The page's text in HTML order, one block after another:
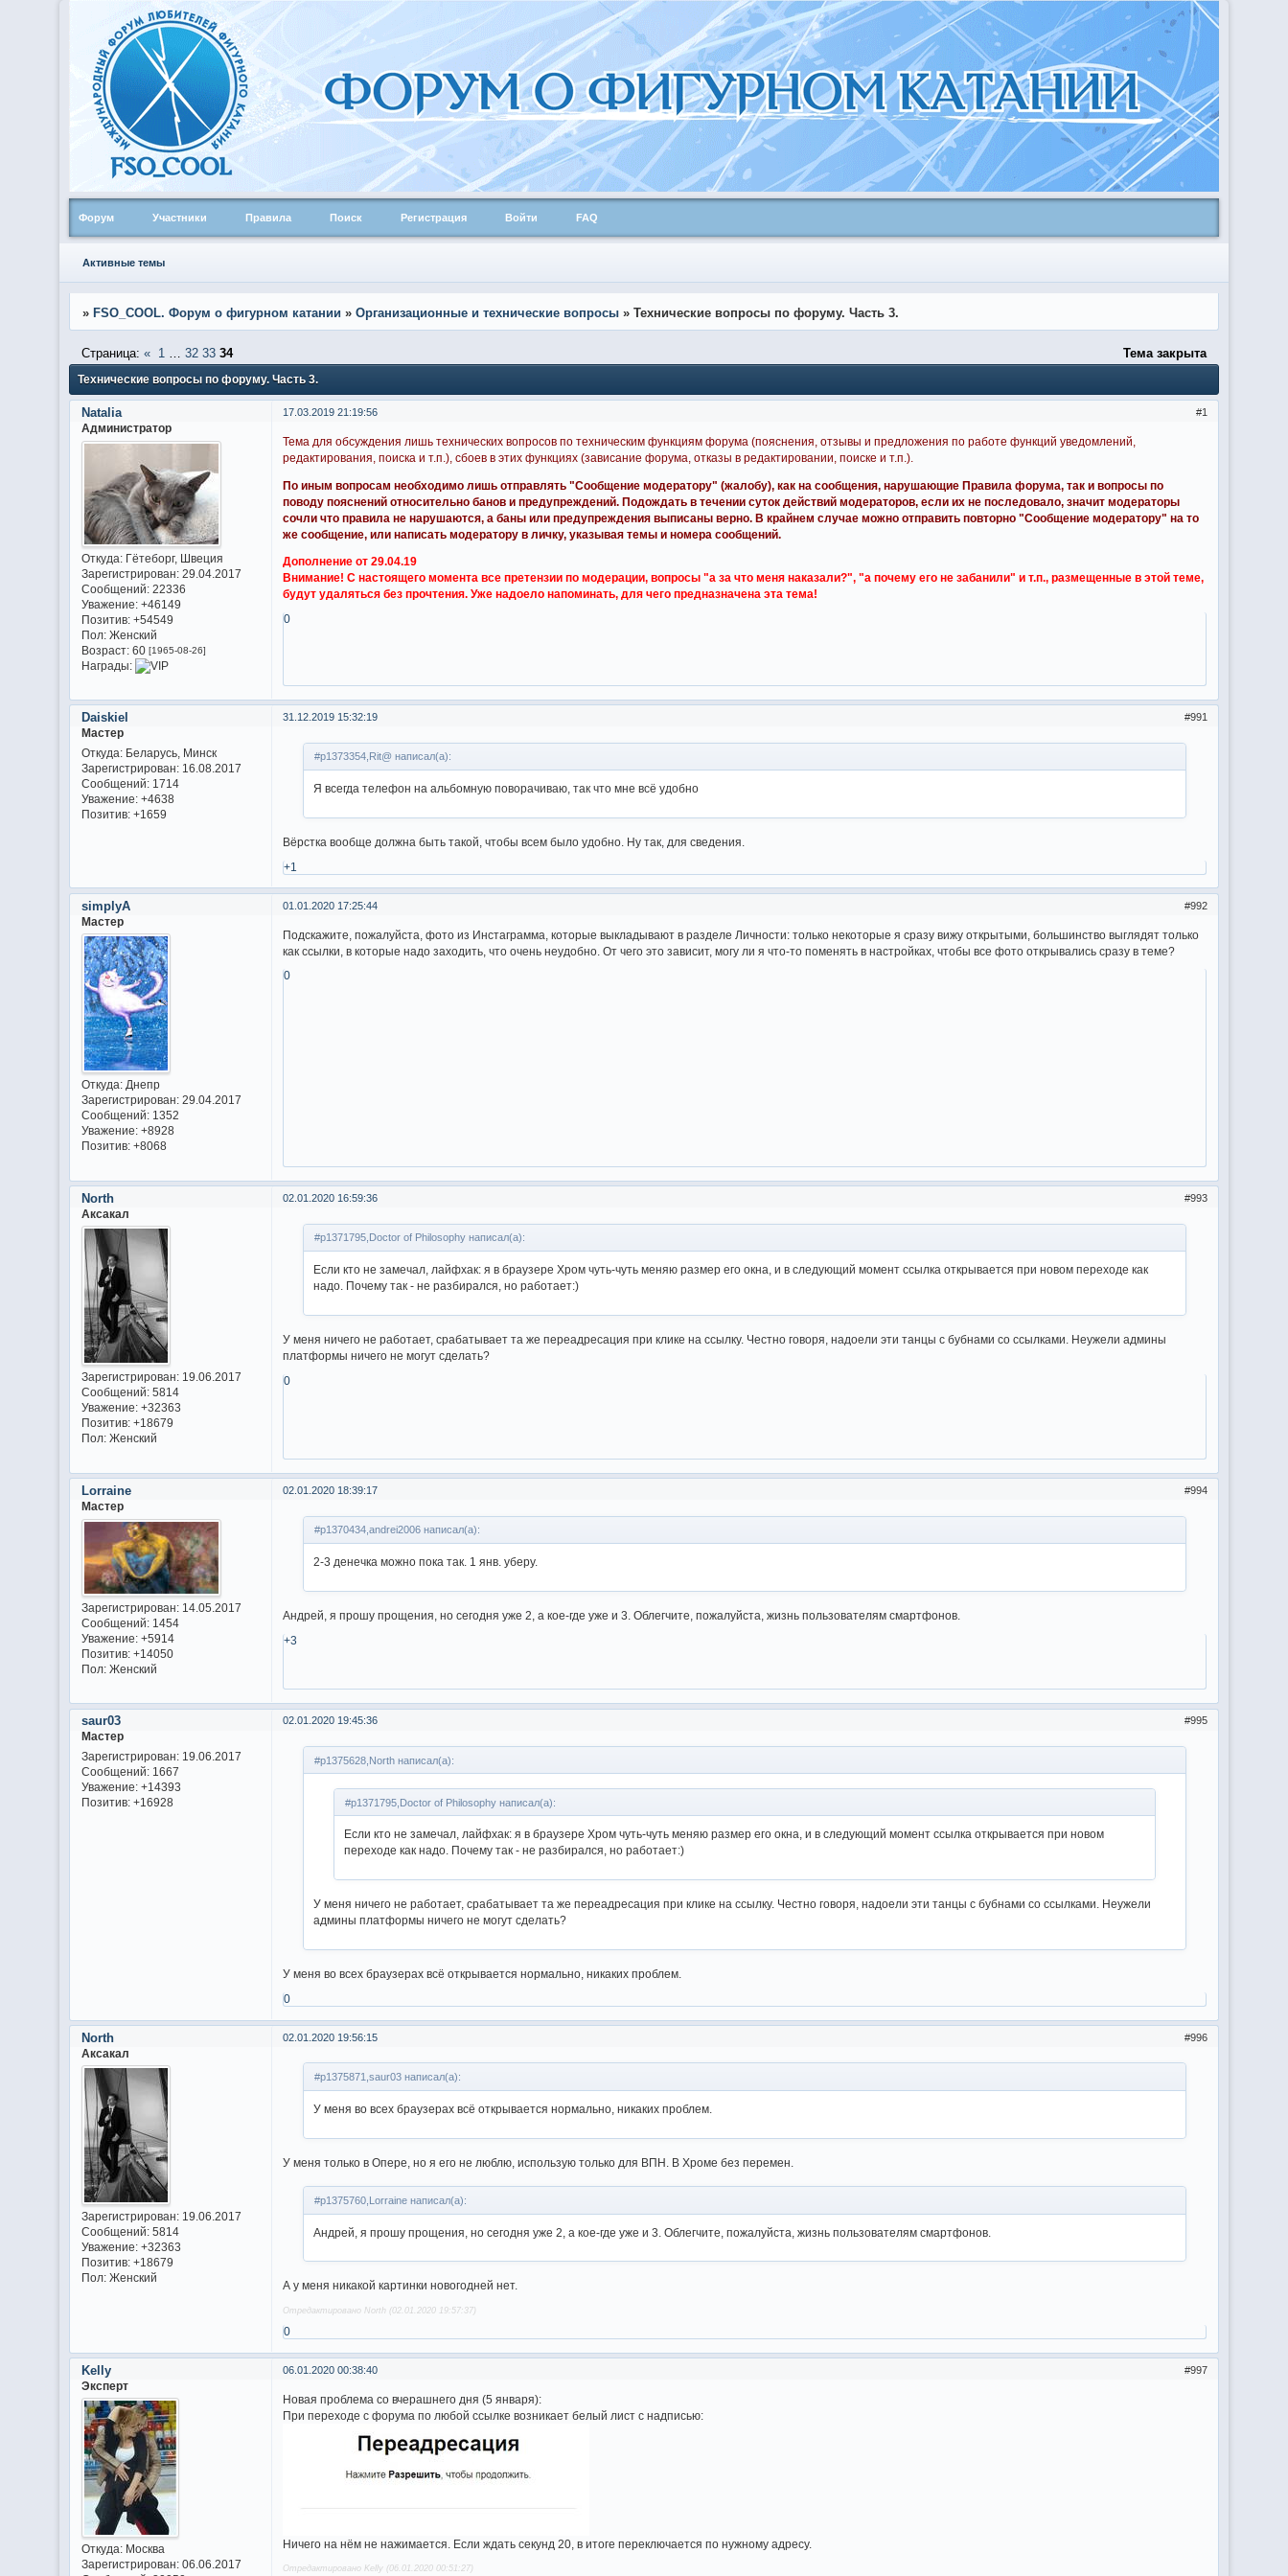
Форум Участники Правила Поиск Регистрация Войти FAQ
Активные темы
» FSO_COOL. Форум о фигурном катании » Организационные и технические вопросы » Технические вопросы по форуму. Часть 3.
Технические вопросы по форуму. Часть 3.
Страница: « 1 32 33 34 Тема закрыта
1
17.03.2019 21:19:56
Natalia
Администратор
Откуда:Гётеборг, Швеция
Зарегистрирован: 29.04.2017
Сообщений:22336
Уважение: +46149
Позитив: +54549
Пол:Женский
Возраст:60 [1965-08-26]
Награды:
Тема для обсуждения лишь технических вопросов по техническим функциям форума (пояснения, отзывы и предложения по работе функций уведомлений,
редактирования, поиска и т.п.), сбоев в этих функциях (зависание форума, отказы в редактировании, поиске и т.п.).
По иным вопросам необходимо лишь отправлять "Сообщение модератору" (жалобу), как на сообщения, нарушающие Правила форума, так и вопросы по
поводу пояснений относительно банов и предупреждений. Подождать в течении суток действий модераторов, если их не последовало, значит модераторы
сочли что правила не нарушаются, а баны или предупреждения выписаны верно. В крайнем случае можно отправить повторно "Сообщение модератору" на то
же сообщение, или написать модератору в личку, указывая темы и номера сообщений.
Дополнение от 29.04.19
Внимание! С настоящего момента все претензии по модерации, вопросы "а за что меня наказали?", "а почему его не забанили" и т.п., размещенные в этой теме,
будут удаляться без прочтения. Уже надоело напоминать, для чего предназначена эта тема!
0
991
31.12.2019 15:32:19
Daiskiel
Мастер
Откуда:Беларусь, Минск
Зарегистрирован: 16.08.2017
Сообщений:1714
Уважение: +4638
Позитив: +1659
#p1373354,Rit@ написал(а):
Я всегда телефон на альбомную поворачиваю, так что мне всё удобно
Вёрстка вообще должна быть такой, чтобы всем было удобно. Ну так, для сведения.
+1
992
01.01.2020 17:25:44
simplyA
Мастер
Откуда:Днепр
Зарегистрирован: 29.04.2017
Сообщений:1352
Уважение: +8928
Позитив: +8068
Подскажите, пожалуйста, фото из Инстаграмма, которые выкладывают в разделе Личности: только некоторые я сразу вижу открытыми, большинство выглядят только
как ссылки, в которые надо заходить, что очень неудобно. От чего это зависит, могу ли я что-то поменять в настройках, чтобы все фото открывались сразу в теме?
0
993
02.01.2020 16:59:36
North
Аксакал
Зарегистрирован: 19.06.2017
Сообщений:5814
Уважение: +32363
Позитив: +18679
Пол:Женский
#p1371795,Doctor of Philosophy написал(а):
Если кто не замечал, лайфхак: я в браузере Хром чуть-чуть меняю размер его окна, и в следующий момент ссылка открывается при новом переходе как
надо. Почему так - не разбирался, но работает:)
У меня ничего не работает, срабатывает та же переадресация при клике на ссылку. Честно говоря, надоели эти танцы с бубнами со ссылками. Неужели админы
платформы ничего не могут сделать?
0
994
02.01.2020 18:39:17
Lorraine
Мастер
Зарегистрирован: 14.05.2017
Сообщений:1454
Уважение: +5914
Позитив: +14050
Пол:Женский
#p1370434,andrei2006 написал(а):
2-3 денечка можно пока так. 1 янв. уберу.
Андрей, я прошу прощения, но сегодня уже 2, а кое-где уже и 3. Облегчите, пожалуйста, жизнь пользователям смартфонов.
+3
995
02.01.2020 19:45:36
saur03
Мастер
Зарегистрирован: 19.06.2017
Сообщений:1667
Уважение: +14393
Позитив: +16928
#p1375628,North написал(а):
#p1371795,Doctor of Philosophy написал(а):
Если кто не замечал, лайфхак: я в браузере Хром чуть-чуть меняю размер его окна, и в следующий момент ссылка открывается при новом
переходе как надо. Почему так - не разбирался, но работает:)
У меня ничего не работает, срабатывает та же переадресация при клике на ссылку. Честно говоря, надоели эти танцы с бубнами со ссылками. Неужели
админы платформы ничего не могут сделать?
У меня во всех браузерах всё открывается нормально, никаких проблем.
0
996
02.01.2020 19:56:15
North
Аксакал
Зарегистрирован: 19.06.2017
Сообщений:5814
Уважение: +32363
Позитив: +18679
Пол:Женский
#p1375871,saur03 написал(а):
У меня во всех браузерах всё открывается нормально, никаких проблем.
У меня только в Опере, но я его не люблю, использую только для ВПН. В Хроме без перемен.
#p1375760,Lorraine написал(а):
Андрей, я прошу прощения, но сегодня уже 2, а кое-где уже и 3. Облегчите, пожалуйста, жизнь пользователям смартфонов.
А у меня никакой картинки новогодней нет.
Отредактировано North (02.01.2020 19:57:37)
0
997
06.01.2020 00:38:40
Kelly
Эксперт
Откуда:Москва
Зарегистрирован: 06.06.2017
Новая проблема со вчерашнего дня (5 января):
При переходе с форума по любой ссылке возникает белый лист с надписью:
Ничего на нём не нажимается. Если ждать секунд 20, в итоге переключается по нужному адресу.
Отредактировано Kelly (06.01.2020 00:51:27)